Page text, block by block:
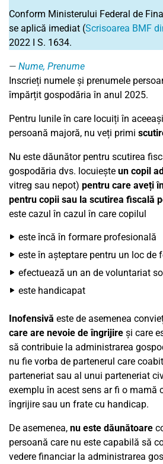
Conform Ministerului Federal de
se aplică imediat (Scrisoarea BMF
2022 I S. 1634.
Nume, Prenume
Inscrieți numele și prenumele
împărțit gospodăria în anul 2025.
Pentru lunile în care locuiți în
persoană majoră, nu veți primi
Nu este dăunător pentru scutirea
gospodăria dvs. locuiește un copil
vitreg sau nepot) pentru care aveți
pentru copii sau la scutirea fiscală
este cazul în cazul în care copilul
este încă în formare profesională
este în așteptare pentru un loc de
efectuează un an de voluntariat
este handicapat
Inofensivă este de asemenea
care are nevoie de îngrijire și care
să contribuie la administrarea
nu fie vorba de partenerul care
parteneriat sau al unui parteneriat
exemplu în acest sens ar fi o mamă
îngrijire sau un frate cu handicap.
De asemenea, nu este dăunătoare
persoană care nu este capabilă să
vedere financiar la administrarea